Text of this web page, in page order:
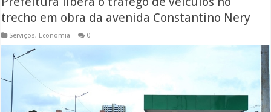
trecho em obra da avenida Constantino Nery
Serviços, Economia 0